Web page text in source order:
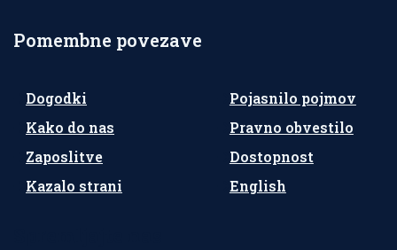
Pomembne povezave
Dogodki
Kako do nas
Zaposlitve
Kazalo strani
Pojasnilo pojmov
Pravno obvestilo
Dostopnost
English